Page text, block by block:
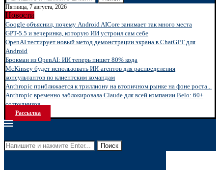
Пятница, 7 августа, 2026
Новости
Google объяснил, почему Android AICore занимает так много места
GPT-5.5 и вечеринка, которую ИИ устроил сам себе
OpenAI тестирует новый метод демонстрации экрана в ChatGPT для
Android
Брокман из OpenAI: ИИ теперь пишет 80% кода
McKinsey будет использовать ИИ-агентов для распределения
консультантов по клиентским командам
Anthropic приближается к триллиону на вторичном рынке на фоне роста...
Anthropic временно заблокировала Claude для всей компании Belo: 60+
сотрудников...
Рассылка
Поиск